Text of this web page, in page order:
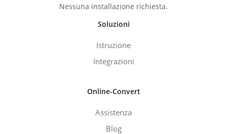
Nessuna installazione richiesta.
Soluzioni
Istruzione
Integrazioni
Online-Convert
Assistenza
Blog